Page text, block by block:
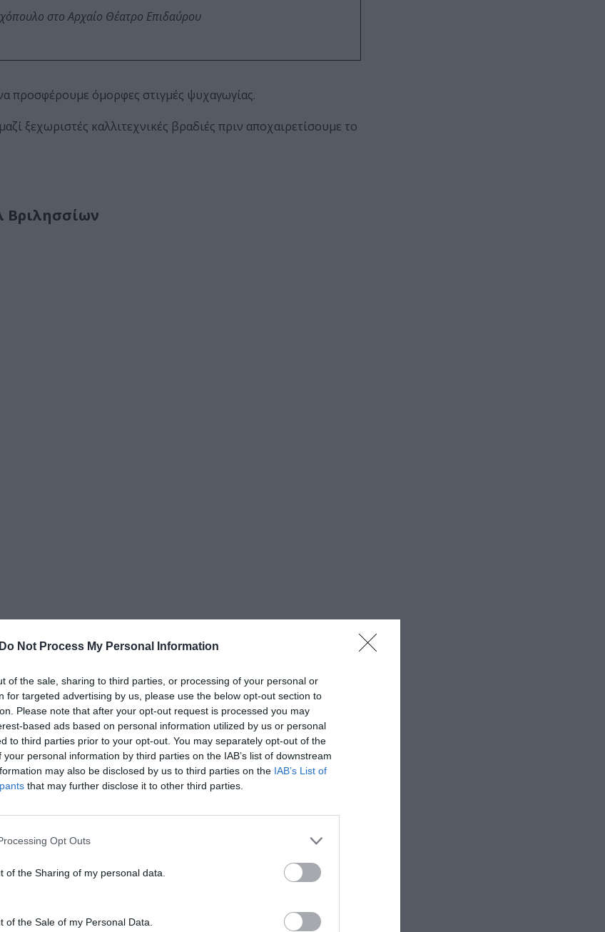
Do Not Process My Personal Information
of the sale, sharing to third parties, or processing of your personal or
for targeted advertising by us, please use the below opt-out section to
Please note that after your opt-out request is processed you may
based ads based on personal information utilized by us or personal
to third parties prior to your opt-out. You may separately opt-out of the
personal information by third parties on the IAB’s list of downstream
may also be disclosed by us to third parties on the IAB’s List of
that may further disclose it to other third parties.
Opt Outs
of the Sharing of my personal data.
of the Sale of my Personal Data.
στο Αρχαίο Θέατρο Επιδαύρου
προσφέρουμε όμορφες στιγμές ψυχαγωγίας.
ξεχωριστές καλλιτεχνικές βραδιές πριν αποχαιρετίσουμε το
Βριλησσίων
του Γιώργου Καπουτζίδη